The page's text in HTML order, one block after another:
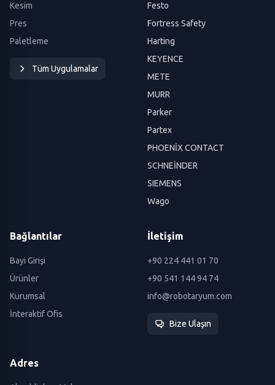
Kesim
Pres
Paletleme
Tüm Uygulamalar
Festo
Fortress Safety
Harting
KEYENCE
METE
MURR
Parker
Partex
PHOENİX CONTACT
SCHNEİNDER
SIEMENS
Wago
Bağlantılar
Bayi Girişi
Ürünler
Kurumsal
İnteraktif Ofis
İletişim
+90 224 441 01 70
+90 541 144 94 74
info@robotaryum.com
Bize Ulaşın
Adres